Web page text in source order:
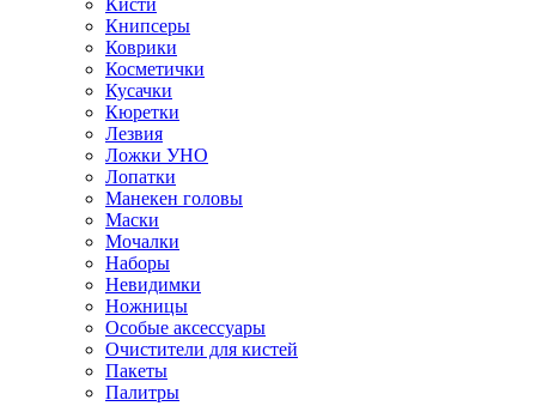
Кисти
Книпсеры
Коврики
Косметички
Кусачки
Кюретки
Лезвия
Ложки УНО
Лопатки
Манекен головы
Маски
Мочалки
Наборы
Невидимки
Ножницы
Особые аксессуары
Очистители для кистей
Пакеты
Палитры